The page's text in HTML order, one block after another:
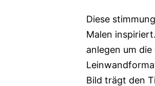
Diese
Malen
anlegen um
Bild trägt den